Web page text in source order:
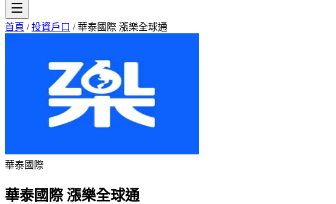
首頁 /投資戶口 /華泰國際 漲樂全球通
華泰國際
華泰國際 漲樂全球通